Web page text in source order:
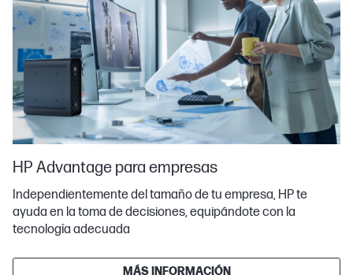
HP Advantage para empresas
Independientemente del tamaño de tu empresa, HP te
ayuda en la toma de decisiones, equipándote con la
tecnología adecuada
MÁS INFORMACIÓN